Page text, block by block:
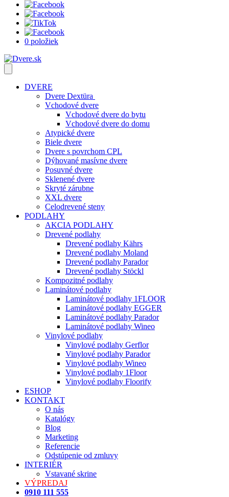
0 položiek
DVERE
Dvere Dextüra
Vchodové dvere
Vchodové dvere do bytu
Vchodové dvere do domu
Atypické dvere
Biele dvere
Dvere s povrchom CPL
Dýhované masívne dvere
Posuvné dvere
Sklenené dvere
Skryté zárubne
XXL dvere
Celodrevené steny
PODLAHY
AKCIA PODLAHY
Drevené podlahy
Drevené podlahy Kährs
Drevené podlahy Moland
Drevené podlahy Parador
Drevené podlahy Stöckl
Kompozitné podlahy
Laminátové podlahy
Laminátové podlahy 1FLOOR
Laminátové podlahy EGGER
Laminátové podlahy Parador
Laminátové podlahy Wineo
Vinylové podlahy
Vinylové podlahy Gerflor
Vinylové podlahy Parador
Vinylové podlahy Wineo
Vinylové podlahy 1Floor
Vinylové podlahy Floorify
ESHOP
KONTAKT
O nás
Katalógy
Blog
Marketing
Referencie
Odstúpenie od zmluvy
INTERIÉR
Vstavané skrine
VÝPREDAJ
0910 111 555